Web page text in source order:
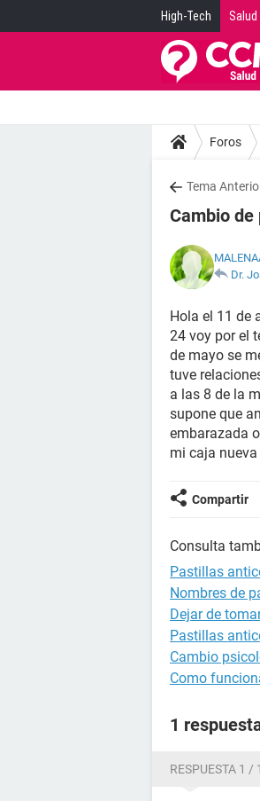
High-Tech Salud
Foros
Tema
Cambio
Dr.
Hola el 11 de
24 voy por el
de mayo se
tuve
a las 8 de la
supone que
embarazada
mi caja
Compartir
Consulta
Pastillas
Nombres de
Dejar de
Pastillas
Cambio
Como
1
RESPUESTA 1 / 1